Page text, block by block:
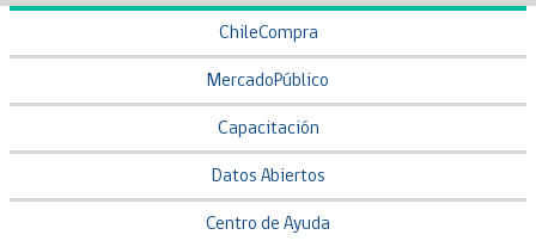
ChileCompra
MercadoPúblico
Capacitación
Datos Abiertos
Centro de Ayuda